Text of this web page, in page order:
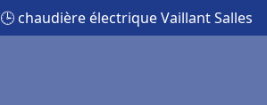
🕒 chaudière électrique Vaillant Salles